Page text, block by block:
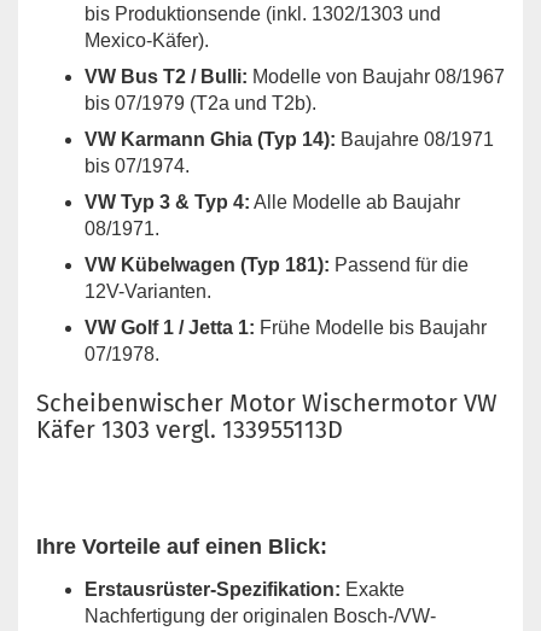
bis Produktionsende (inkl. 1302/1303 und
Mexico-Käfer).
VW Bus T2 / Bulli: Modelle von Baujahr 08/1967
bis 07/1979 (T2a und T2b).
VW Karmann Ghia (Typ 14): Baujahre 08/1971
bis 07/1974.
VW Typ 3 & Typ 4: Alle Modelle ab Baujahr
08/1971.
VW Kübelwagen (Typ 181): Passend für die
12V-Varianten.
VW Golf 1 / Jetta 1: Frühe Modelle bis Baujahr
07/1978.
Scheibenwischer Motor Wischermotor VW
Käfer 1303 vergl. 133955113D
Ihre Vorteile auf einen Blick:
Erstausrüster-Spezifikation: Exakte
Nachfertigung der originalen Bosch-/VW-